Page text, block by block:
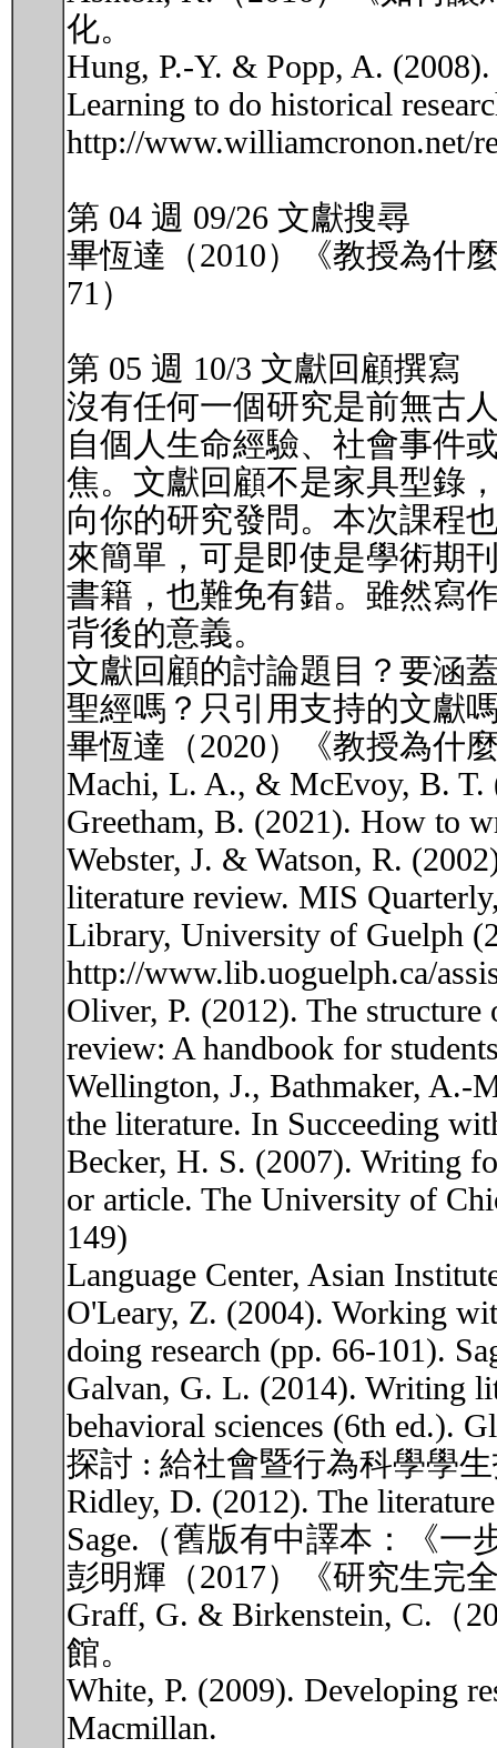
化。
Hung, P.-Y. & Popp, A.
Learning to do historical
http://www.williamcronon.net/
第 04 週 09/26 文獻搜尋
畢恆達（2010）《教授為什
71）
第 05 週 10/3 文獻回顧撰寫
沒有任何一個研究是前無古
自個人生命經驗、社會事件
焦。文獻回顧不是家具型錄
向你的研究發問。本次課程
來簡單，可是即使是學術期
書籍，也難免有錯。雖然寫
背後的意義。
文獻回顧的討論題目？要涵
聖經嗎？只引用支持的文獻
畢恆達（2020）《教授為什
Machi, L. A., & McEvoy, B. T.
Greetham, B. (2021). How to
Webster, J. & Watson, R.
literature review. MIS
Library, University of Guelph
http://www.lib.uoguelph.ca/
Oliver, P. (2012). The
review: A handbook for
Wellington, J., Bathmaker, A.-
the literature. In Succeeding
Becker, H. S. (2007). Writing
or article. The University of
149)
Language Center, Asian
O'Leary, Z. (2004). Working
doing research (pp. 66-101).
Galvan, G. L. (2014). Writing
behavioral sciences (6th ed.).
探討 : 給社會暨行為科學學
Ridley, D. (2012). The
Sage.（舊版有中譯本：《一
彭明輝（2017）《研究生完
Graff, G. & Birkenstein, C.（
館。
White, P. (2009). Developing
Macmillan.